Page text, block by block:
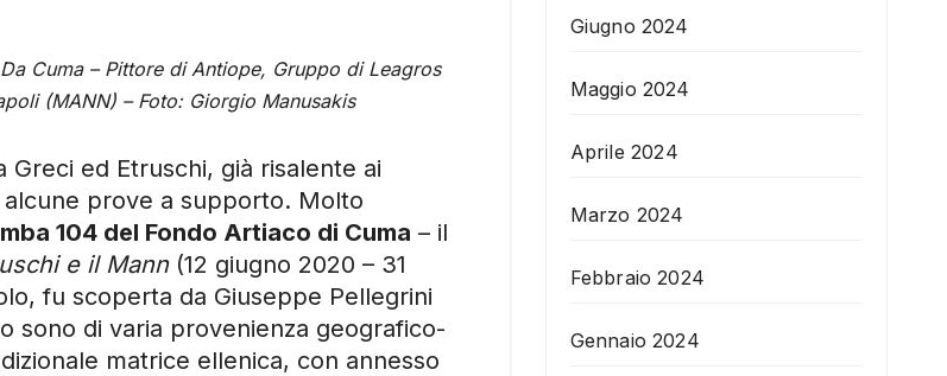
Cuma – Pittore di Antiope, Gruppo di Leagros
(MANN) – Foto: Giorgio Manusakis
ed Etruschi, già risalente ai
alcune prove a supporto. Molto
104 del Fondo Artiaco di Cuma – il
e il Mann(12 giugno 2020 – 31
fu scoperta da Giuseppe Pellegrini
sono di varia provenienza geografico-
matrice ellenica, con annesso
Giugno 2024
Maggio 2024
Aprile 2024
Marzo 2024
Febbraio 2024
Gennaio 2024